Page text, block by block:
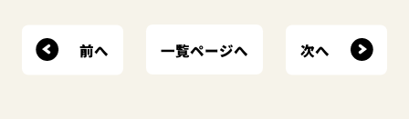
前へ 一覧ページへ 次へ